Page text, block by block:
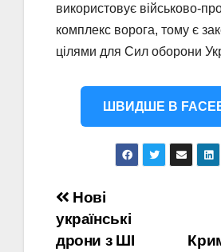
використовує військово-
комплекс ворога, тому є
цілями для Сил оборони
ШВИДШЕ В
Навігація
записів
Нові
українські
дрони з ШІ